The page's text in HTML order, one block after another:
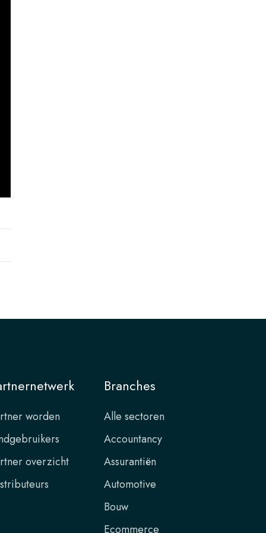
worden
overzicht
Branches
Alle sectoren
Accountancy
Assurantiën
Automotive
Bouw
Ecommerce